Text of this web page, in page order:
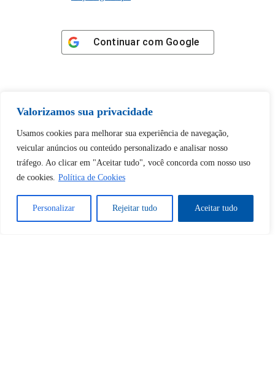
Valorizamos sua privacidade
Usamos cookies para melhorar sua experiência de navegação,
veicular anúncios ou conteúdo personalizado e analisar nosso
tráfego. Ao clicar em "Aceitar tudo", você concorda com nosso uso
de cookies. Política de Cookies
Personalizar Rejeitar tudo Aceitar tudo
Continuar com Google
Tem certeza de que deseja
desbloquear esta publicação?
Desbloquear esquerda : 0